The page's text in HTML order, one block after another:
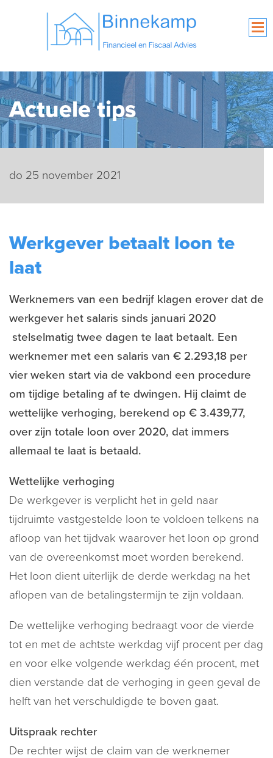
Actuele tips
do 25 november 2021
Werkgever betaalt loon te
laat
Werknemers van een bedrijf klagen erover dat de
werkgever het salaris sinds januari 2020
stelselmatig twee dagen te laat betaalt. Een
werknemer met een salaris van € 2.293,18 per
vier weken start via de vakbond een procedure
om tijdige betaling af te dwingen. Hij claimt de
wettelijke verhoging, berekend op € 3.439,77,
over zijn totale loon over 2020, dat immers
allemaal te laat is betaald.
Wettelijke verhoging
De werkgever is verplicht het in geld naar
tijdruimte vastgestelde loon te voldoen telkens na
afloop van het tijdvak waarover het loon op grond
van de overeenkomst moet worden berekend.
Het loon dient uiterlijk de derde werkdag na het
aflopen van de betalingstermijn te zijn voldaan.
De wettelijke verhoging bedraagt voor de vierde
tot en met de achtste werkdag vijf procent per dag
en voor elke volgende werkdag één procent, met
dien verstande dat de verhoging in geen geval de
helft van het verschuldigde te boven gaat.
Uitspraak rechter
De rechter wijst de claim van de werknemer